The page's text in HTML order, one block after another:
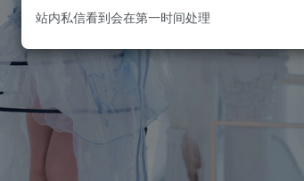
站内私信看到会在第一时间处理